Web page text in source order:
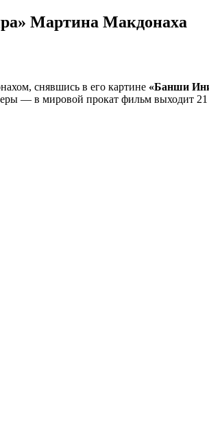
Мартина Макдонаха
снявшись в его картине «Банши
— в мировой прокат фильм выходит 21